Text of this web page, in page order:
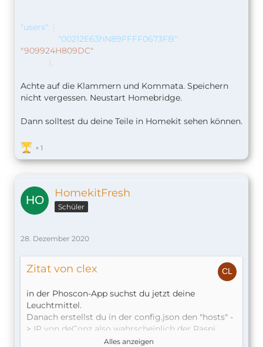
"users": {
"00212E63hN89FFFF0673FB":
"909924H809DC"
},
Achte auf die Klammern und Kommata. Speichern
nicht vergessen. Neustart Homebridge.
Dann solltest du deine Teile in Homekit sehen können.
1
HomekitFresh
Schüler
28. Dezember 2020
Zitat von clex
in der Phoscon-App suchst du jetzt deine
Leuchtmittel.
Danach erstellst du in der config.json den "hosts" -
> IP von deConz also wahrscheinlich der Raspi
Alles anzeigen